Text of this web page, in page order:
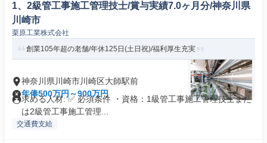
1、2級管工事施工管理技士/賞与実績7.0ヶ月分/神奈川県
川崎市
栗原工業株式会社
創業105年超の老舗/年休125日(土日祝)/福利厚生充実
神奈川県川崎市川崎区大師駅前
年俸500万円～900万円
求める人材: ✅ 必須条件 ・資格：1級管工事施工管理技士また
は2級管工事施工管理...
交通費支給